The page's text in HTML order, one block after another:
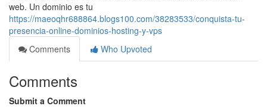
web. Un dominio es tu
https://maeoqhr688864.blogs100.com/38283533/conquista-tu-
presencia-online-dominios-hosting-y-vps
Comments
Who Upvoted
Comments
Submit a Comment